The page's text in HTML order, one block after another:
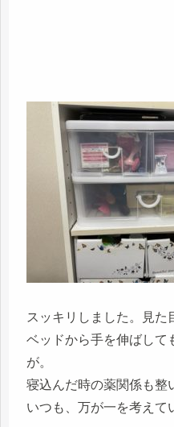
スッキリしました。見た
ベッドから手を伸ばして
が。
寝込んだ時の薬関係も整
いつも、万が一を考えて